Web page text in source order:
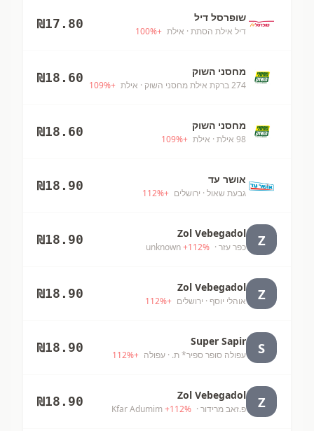
שופרסל דיל
דיל אילת הסתת · אילת +
100%
₪17.80
מחסני השוק
274 ברקת אילת מחסני השוק · אילת +
109%
₪18.60
מחסני השוק
98 אילת · אילת +
109%
₪18.60
אושר עד
גבעת שאול · ירושלים +
112%
₪18.90
Z
Zol Vebegadol
כפר עזר · unknown
+112%
₪18.90
Z
Zol Vebegadol
אוהלי יוסף · ירושלים +
112%
₪18.90
S
Super Sapir
עפולה סופר ספיר* ת. · עפולה +
112%
₪18.90
Z
Zol Vebegadol
פ.זאב מרידור · Kfar Adumim
+112%
₪18.90